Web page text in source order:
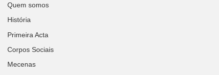
Quem somos
História
Primeira Acta
Corpos Sociais
Mecenas